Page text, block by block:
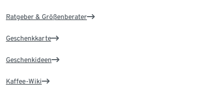
Ratgeber & Größenberater
Geschenkkarte
Geschenkideen
Kaffee-Wiki